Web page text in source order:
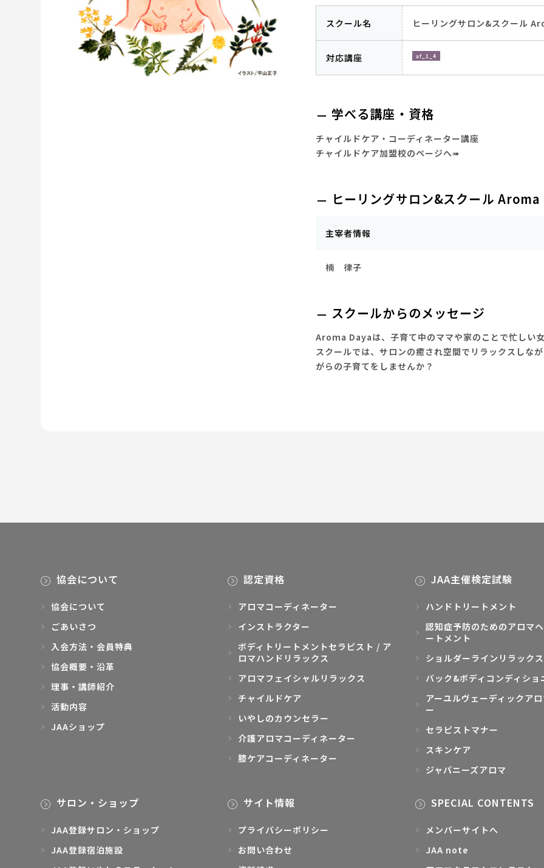
スクール名 ヒーリングサロン&スクール
対応講座 af_1_4
学べる講座・資格
チャイルドケア・コーディネーター講座
チャイルドケア加盟校のページへ➠
ヒーリングサロン&スクール
主宰者情報
楠 律子
スクールからのメッセージ
Aroma Dayaは、子育て中のママや家のことで忙しい女
スクールでは、サロンの癒され空間でリラックスしな
がらの子育てをしませんか？
協会について
協会について
ごあいさつ
入会方法・会員特典
協会概要・沿革
理事・講師紹介
活動内容
JAAショップ
認定資格
アロマコーディネーター
インストラクター
ボディトリートメントセラピスト / ア
ロマハンドリラックス
アロマフェイシャルリラックス
チャイルドケア
いやしのカウンセラー
介護アロマコーディネーター
膝ケアコーディネーター
JAA主催検定試験
ハンドトリートメント
認知症予防のためのアロマ
ートメント
ショルダーラインリラックス
バック&ボディコンディショ
アーユルヴェーディックア
ー
セラピストマナー
スキンケア
ジャパニーズアロマ
サロン・ショップ
JAA登録サロン・ショップ
JAA登録宿泊施設
サイト情報
プライバシーポリシー
お問い合わせ
SPECIAL CONTENTS
メンバーサイトへ
JAA note